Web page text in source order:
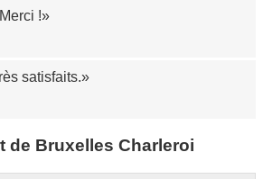
!
satisfaits.
de Bruxelles Charleroi